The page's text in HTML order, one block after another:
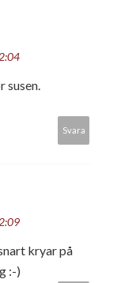
susen.
Svara
kryar på
:-)